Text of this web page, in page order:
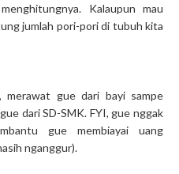
Kalaupun mau
jumlah pori-pori di tubuh kita
merawat gue dari bayi sampe
dari SD-SMK. FYI, gue nggak
gue membiayai uang
nganggur).